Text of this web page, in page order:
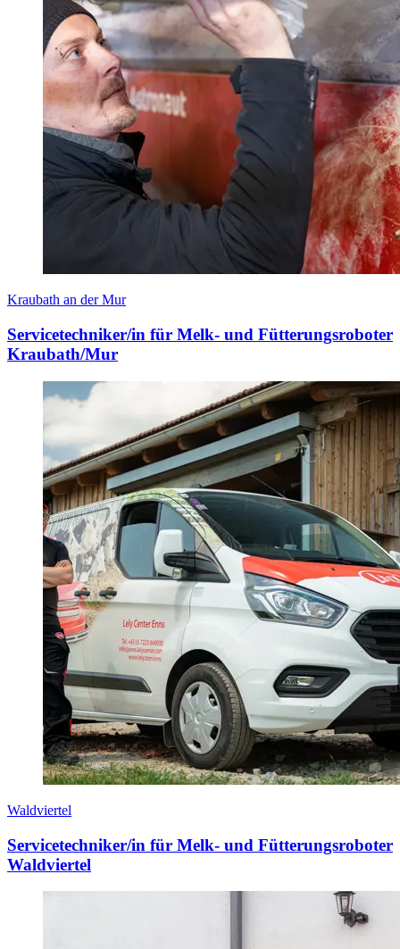
Kraubath an der Mur
Servicetechniker/in für Melk- und Fütterungsroboter
Kraubath/Mur
Waldviertel
Servicetechniker/in für Melk- und Fütterungsroboter
Waldviertel